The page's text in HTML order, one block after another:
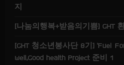
지
[나눔의행복+받음의기쁨] GHT
[GHT 청소년봉사단 8기] ‘Fuel
well,Good health Project 준비 1